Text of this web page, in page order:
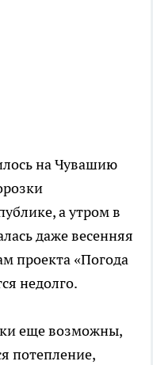
на Чувашию
а утром в
даже весенняя
проекта «Погода
недолго.
еще возможны,
потепление,